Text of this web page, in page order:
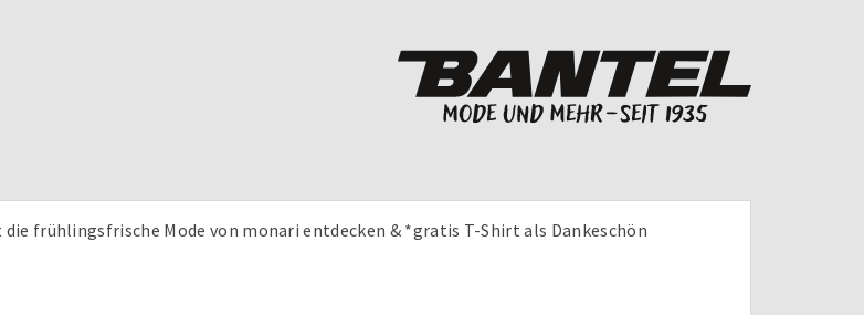
frühlingsfrische Mode von monari entdecken & *gratis T-Shirt als Dankeschön